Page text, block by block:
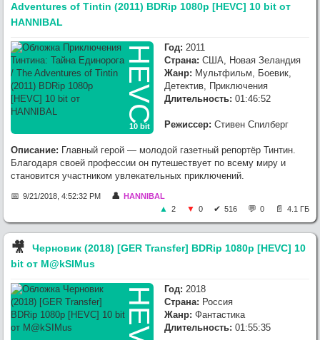
Adventures of Tintin (2011) BDRip 1080p [HEVC] 10 bit от
HANNIBAL
HEVC
10 bit
Год: 2011
Страна: США, Новая Зеландия
Жанр: Мультфильм, Боевик,
Детектив, Приключения
Длительность: 01:46:52
Режиссер: Стивен Спилберг
Описание: Главный герой — молодой газетный репортёр Тинтин.
Благодаря своей профессии он путешествует по всему миру и
становится участником увлекательных приключений.
9/21/2018, 4:52:32 PM
HANNIBAL
2
0 516 0 4.1 ГБ
🎥︎
Черновик (2018) [GER Transfer] BDRip 1080p [HEVC] 10
bit от M@kSIMus
Год: 2018
Страна: Россия
Жанр: Фантастика
Длительность: 01:55:35